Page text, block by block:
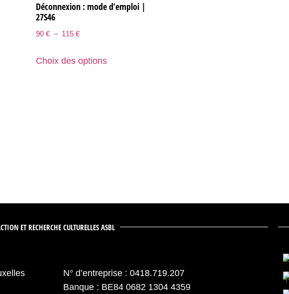
Déconnexion : mode d’emploi |
27S46
90 € – 115 €
Choix des options
ET RECHERCHE CULTURELLES ASBL
N° d’entreprise : 0418.719.207
Banque : BE84 0682 1304 4359